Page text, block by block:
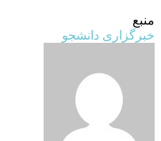
منبع
خبرگزاری دانشجو